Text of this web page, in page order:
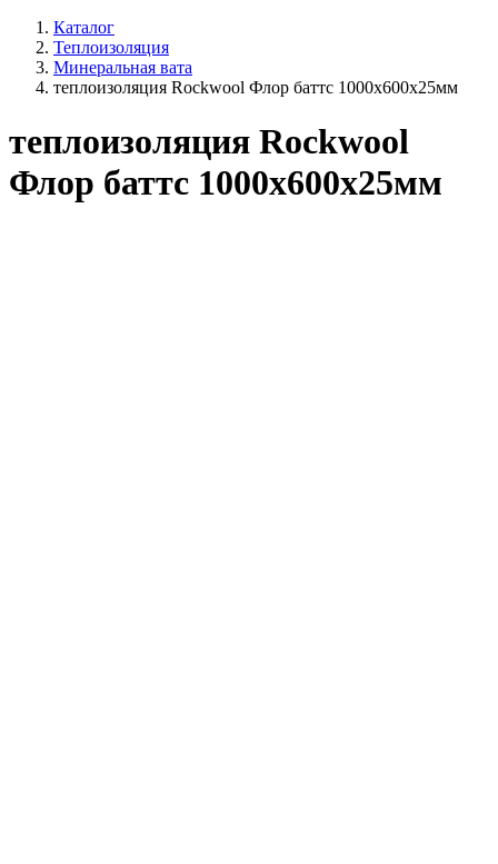
Каталог
Теплоизоляция
Минеральная вата
теплоизоляция Rockwool Флор баттс 1000х600х25мм
теплоизоляция Rockwool
Флор баттс 1000х600х25мм